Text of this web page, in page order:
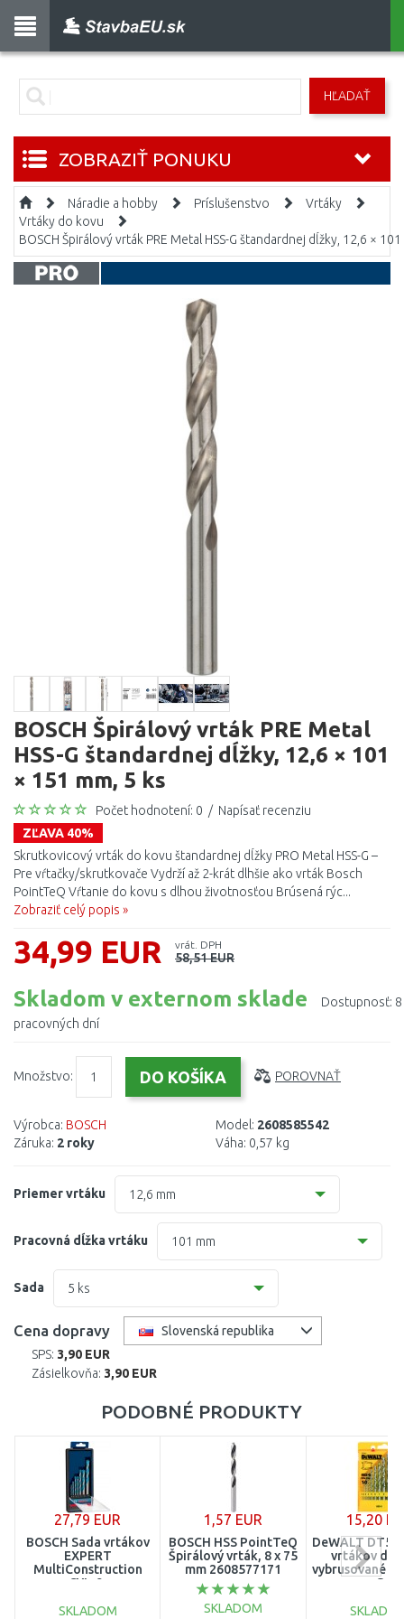
HĽADAŤ
ZOBRAZIŤ PONUKU
Náradie a hobby Príslušenstvo
Vrtáky
Vrtáky do kovu
BOSCH Špirálový vrták PRE Metal HSS-G štandardnej dĺžky, 12,6 ×
BOSCH Špirálový vrták PRE Metal
HSS-G štandardnej dĺžky, 12,6 × 101
× 151 mm, 5 ks
Počet hodnotení: 0 / Napísať recenziu
ZĽAVA 40%
Skrutkovicový vrták do kovu štandardnej dĺžky PRO Metal HSS-G –
Pre vŕtačky/skrutkovače Vydrží až 2-krát dlhšie ako vrták Bosch
PointTeQ Vŕtanie do kovu s dlhou životnosťou Brúsená rýc...
Zobraziť celý popis »
34,99 EUR vrát. DPH
58,51 EUR
Skladom v externom sklade Dostupnosť: 8
pracovných dní
Množstvo: POROVNAŤ
Výrobca: BOSCH
Záruka: 2 roky
Model: 2608585542
Váha: 0,57 kg
Priemer vrtáku 12,6 mm
1,1 mm
1,2 mm
1,3 mm
1,4 mm
1,5 mm
1,9 mm
Pracovná dĺžka vrtáku 101 mm
14 mm
27 mm
30 mm
33 mm
Sada 5 ks
4 ks
Cena dopravy
Slovenská republika
SPS: 3,90 EUR
Zásielkovňa: 3,90 EUR
PODOBNÉ PRODUKTY
27,79 EUR
BOSCH Sada vrtákov
EXPERT
MultiConstruction
CYL-9,
7 ks 2608900647
SKLADOM
1,57 EUR
BOSCH HSS PointTeQ
Špirálový vrták, 8 x 75
mm 2608577171
SKLADOM
15,20
DeWALT
vrtákov do
vybrusované
G